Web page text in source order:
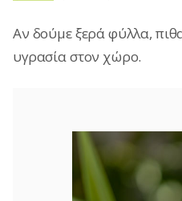
Αν δούμε ξερά φύλλα,
υγρασία στον χώρο.